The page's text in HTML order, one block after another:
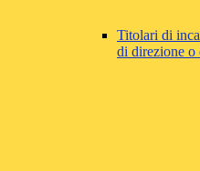
Titolari di
di direzione o